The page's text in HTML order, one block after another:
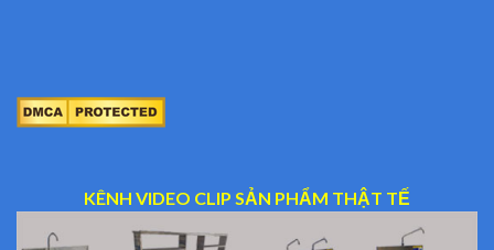
KÊNH VIDEO CLIP SẢN PHẨM THẬT TẾ